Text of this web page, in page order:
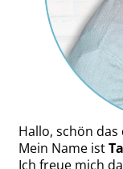
Hallo, schön
Mein Name ist
Ich freue mich